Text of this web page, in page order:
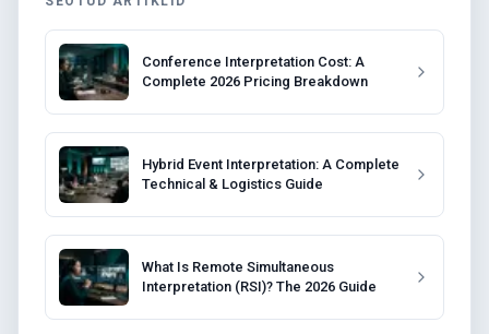
Conference Interpretation Cost: A
Complete 2026 Pricing Breakdown
Hybrid Event Interpretation: A Complete
Technical & Logistics Guide
What Is Remote Simultaneous
Interpretation (RSI)? The 2026 Guide